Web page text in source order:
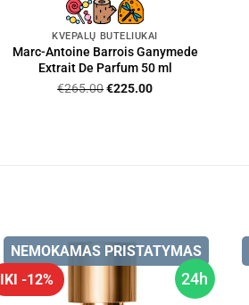
KVEPALŲ BUTELIUKAI
Marc-Antoine Barrois Ganymede
Extrait De Parfum 50 ml
€265.00Original
€225.00Current
24h
IKI -12%
NEMOKAMAS PRISTATYMAS